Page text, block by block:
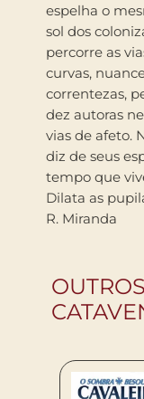
espelha o
sol dos
percorre as
curvas,
correntezas,
dez autoras
vias de afeto.
diz de seus
tempo que
Dilata as
R. Miranda